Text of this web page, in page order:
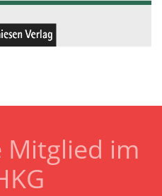
Mitglied im